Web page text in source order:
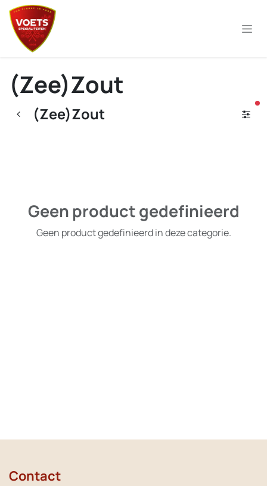
Overslaan naar inhoud
(Zee)Zout
(Zee)Zout
Geen product gedefinieerd
Geen product gedefinieerd in deze categorie.
Contact